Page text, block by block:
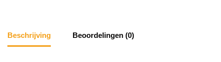
Beschrijving Beoordelingen (0)